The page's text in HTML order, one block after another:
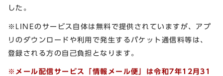
した。
※LINEのサービス自体は無料で提供されていますが、アプ
リのダウンロードや利用で発生するパケット通信料等は、
登録される方の自己負担となります。
※メール配信サービス「情報メール便」 は令和7年12月31